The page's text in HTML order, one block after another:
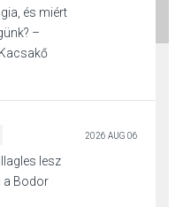
és miért
–
2026 AUG 06
lesz
a Bodor